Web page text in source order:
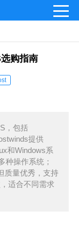
购指南
，包括
提供
和Windows系
种操作系统；
质量优秀，支持
适合不同需求